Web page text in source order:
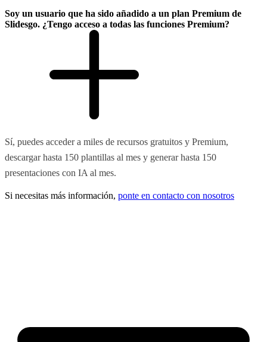
Soy un usuario que ha sido añadido a un plan Premium de
Slidesgo. ¿Tengo acceso a todas las funciones Premium?
Sí, puedes acceder a miles de recursos gratuitos y Premium,
descargar hasta 150 plantillas al mes y generar hasta 150
presentaciones con IA al mes.
Si necesitas más información, ponte en contacto con nosotros